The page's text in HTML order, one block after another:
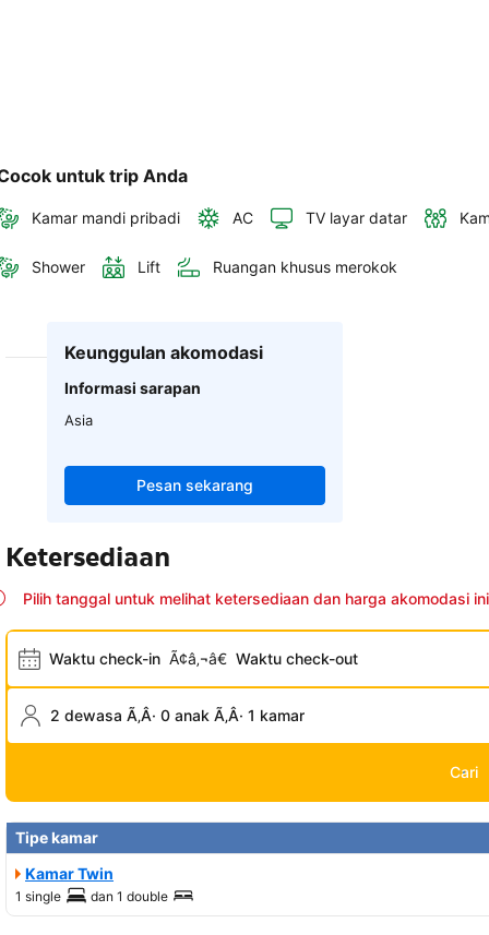
untuk trip Anda
Kamar mandi pribadi AC TV layar datar
Shower Lift Ruangan khusus merokok
Keunggulan akomodasi
Informasi sarapan
Asia
Pesan sekarang
Ketersediaan
Pilih tanggal untuk melihat ketersediaan dan harga akomodasi ini
Waktu check-in Ã¢â‚¬â€ Waktu check-out
2 dewasa Ã‚Â· 0 anak Ã‚Â· 1 kamar
Cari
Tipe kamar
Kamar Twin
1 single dan 1 double